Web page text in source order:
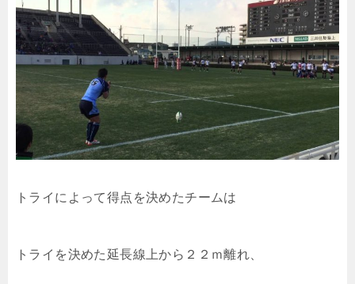
トライによって得点を決めたチームは
トライを決めた延長線上から２２ｍ離れ、